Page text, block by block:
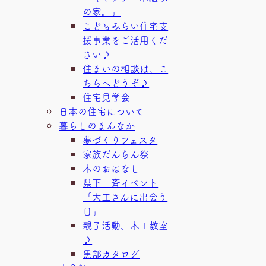
の家。」
こどもみらい住宅支
援事業をご活用くだ
さい♪
住まいの相談は、こ
ちらへどうぞ♪
住宅見学会
日本の住宅について
暮らしのまんなか
夢づくりフェスタ
家族だんらん祭
木のおはなし
県下一斉イベント
「大工さんに出会う
日」
親子活動、木工教室
♪
黒部カタログ